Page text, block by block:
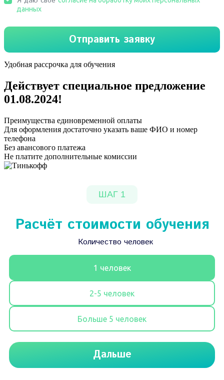
Удобная рассрочка для обучения
Действует специальное предложение
01.08.2024!
Преимущества единовременной оплаты
Для оформления достаточно указать ваше ФИО и номер
телефона
Без авансового платежа
Не платите дополнительные комиссии